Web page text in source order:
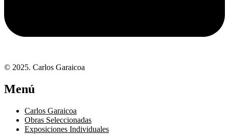
© 2025. Carlos Garaicoa
Menú
Carlos Garaicoa
Obras Seleccionadas
Exposiciones Individuales